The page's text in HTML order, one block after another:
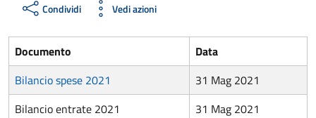
Condividi Vedi azioni
Documento
Data
Bilancio spese 2021
31 Mag 2021
Bilancio entrate 2021
31 Mag 2021